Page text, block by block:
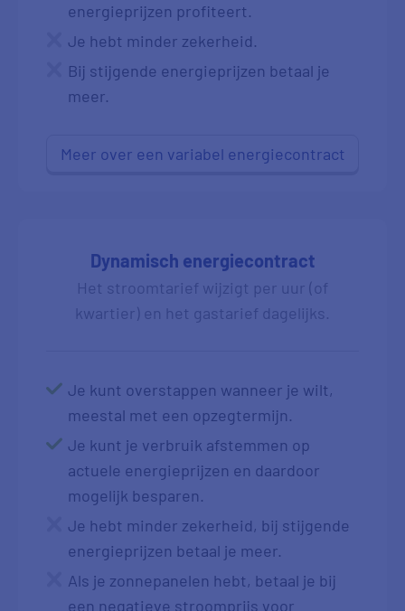
energieprijzen profiteert.
Je hebt minder zekerheid.
Bij stijgende energieprijzen betaal je
meer.
Meer over een variabel energiecontract
Dynamisch energiecontract
Het stroomtarief wijzigt per uur (of
kwartier) en het gastarief dagelijks.
Je kunt overstappen wanneer je wilt,
meestal met een opzegtermijn.
Je kunt je verbruik afstemmen op
actuele energieprijzen en daardoor
mogelijk besparen.
Je hebt minder zekerheid, bij stijgende
energieprijzen betaal je meer.
Als je zonnepanelen hebt, betaal je bij
een negatieve stroomprijs voor